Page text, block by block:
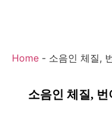
Home - 소음인 체질,
소음인 체질,